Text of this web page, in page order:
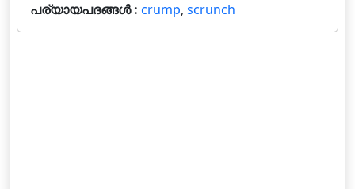
പര്യായപദങ്ങൾ : crump, scrunch